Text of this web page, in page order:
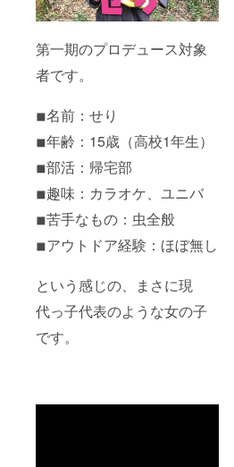
第一期のプロデュース対象
者です。
◾︎名前：せり
◾︎年齢：15歳（高校1年生）
◾︎部活：帰宅部
◾︎趣味：カラオケ、ユニバ
◾︎苦手なもの：虫全般
◾︎アウトドア経験：ほぼ無し
という感じの、まさに現
代っ子代表のような女の子
です。